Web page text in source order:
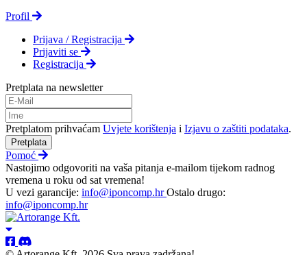
Profil
Prijava / Registracija
Prijaviti se
Registracija
Pretplata na newsletter
Pretplatom prihvaćam Uvjete korištenja i Izjavu o zaštiti podataka.
Pretplata
Pomoć
Nastojimo odgovoriti na vaša pitanja e-mailom tijekom radnog
vremena u roku od sat vremena!
U vezi garancije: info@iponcomp.hrOstalo drugo:
info@iponcomp.hr